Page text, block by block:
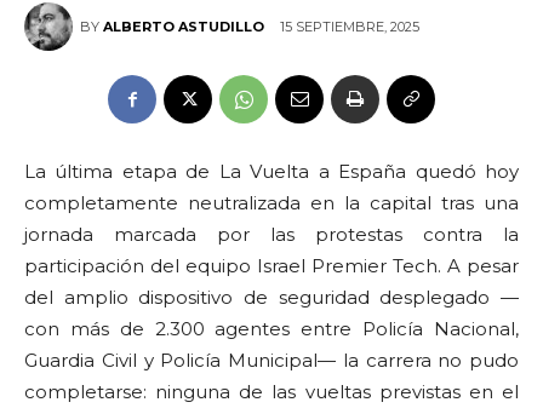
BY ALBERTO ASTUDILLO 15 SEPTIEMBRE, 2025
La última etapa de La Vuelta a España quedó hoy
completamente neutralizada en la capital tras una
jornada marcada por las protestas contra la
participación del equipo Israel Premier Tech. A pesar
del amplio dispositivo de seguridad desplegado —
con más de 2.300 agentes entre Policía Nacional,
Guardia Civil y Policía Municipal— la carrera no pudo
completarse: ninguna de las vueltas previstas en el